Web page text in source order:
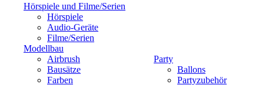
Hörspiele und Filme/Serien
Hörspiele
Audio-Geräte
Filme/Serien
Modellbau
Airbrush
Bausätze
Farben
Party
Ballons
Partyzubehör